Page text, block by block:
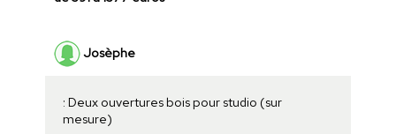
Josèphe
: Deux ouvertures bois pour studio (sur
mesure)